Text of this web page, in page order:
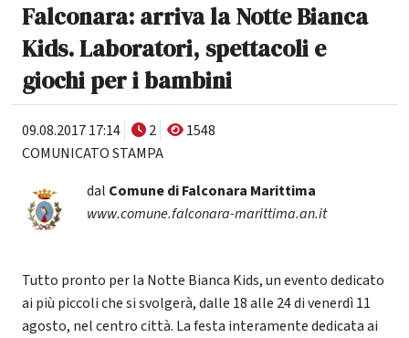
Falconara: arriva la Notte Bianca
Kids. Laboratori, spettacoli e
giochi per i bambini
09.08.2017 17:14 2
1548
COMUNICATO STAMPA
dal Comune di Falconara Marittima
www.comune.falconara-marittima.an.it
Tutto pronto per la Notte Bianca Kids, un evento dedicato
ai più piccoli che si svolgerà, dalle 18 alle 24 di venerdì 11
agosto, nel centro città. La festa interamente dedicata ai